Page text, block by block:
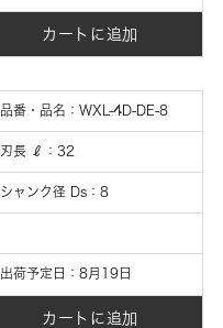
カートに追加
品番・品名： WXL-4D-DE-8
刃長 ℓ ： 32
シャンク径 Ds ： 8
出荷予定日： 8月19日
カートに追加